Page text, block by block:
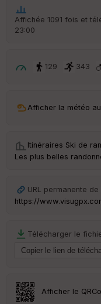
Affichée 1091 fois et
23:00
129 343
Afficher la météo
Itinéraires Ski de
Les plus belles
URL permanente
https://
Télécharger le
Afficher le